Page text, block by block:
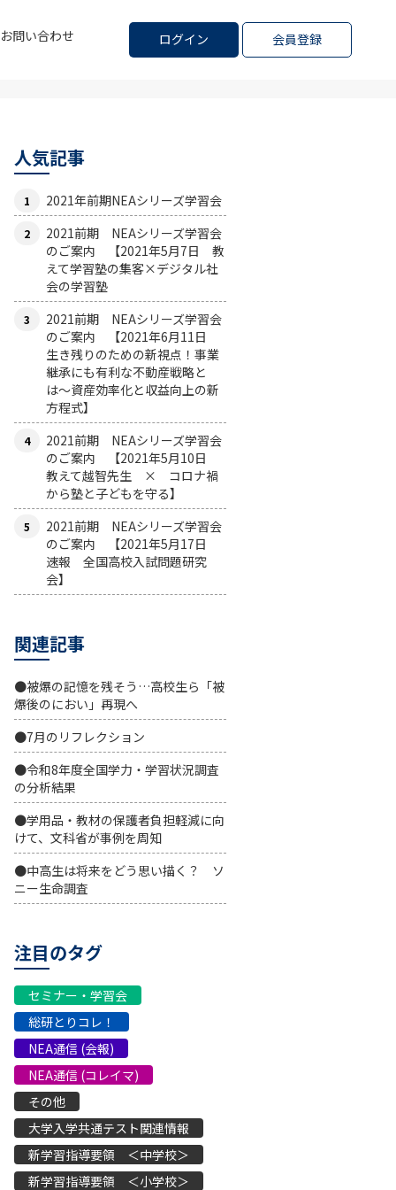
ログイン 会員登録
お問い合わせ
人気記事
2021年前期NEAシリーズ学習会
2021前期 NEAシリーズ学習会
のご案内 【2021年5月7日 教
えて学習塾の集客×デジタル社
会の学習塾
2021前期 NEAシリーズ学習会
のご案内 【2021年6月11日
生き残りのための新視点！事業
継承にも有利な不動産戦略と
は〜資産効率化と収益向上の新
方程式】
2021前期 NEAシリーズ学習会
のご案内 【2021年5月10日
教えて越智先生 × コロナ禍
から塾と子どもを守る】
2021前期 NEAシリーズ学習会
のご案内 【2021年5月17日
速報 全国高校入試問題研究
会】
関連記事
●被爆の記憶を残そう…高校生ら「被
爆後のにおい」再現へ
●7月のリフレクション
●令和8年度全国学力・学習状況調査
の分析結果
●学用品・教材の保護者負担軽減に向
けて、文科省が事例を周知
●中高生は将来をどう思い描く？ ソ
ニー生命調査
注目のタグ
セミナー・学習会
総研とりコレ！
NEA通信 (会報)
NEA通信 (コレイマ)
その他
大学入学共通テスト関連情報
新学習指導要領 ＜中学校＞
新学習指導要領 ＜小学校＞